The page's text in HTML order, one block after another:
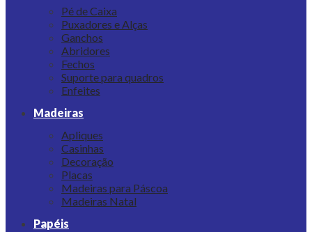
Pé de Caixa
Puxadores e Alças
Ganchos
Abridores
Fechos
Suporte para quadros
Enfeites
Madeiras
Apliques
Casinhas
Decoração
Placas
Madeiras para Páscoa
Madeiras Natal
Papéis